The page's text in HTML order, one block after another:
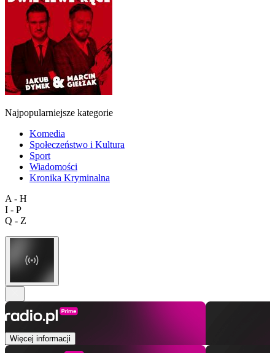
Najpopularniejsze kategorie
Komedia
Społeczeństwo i Kultura
Sport
Wiadomości
Kronika Kryminalna
A - H
I - P
Q - Z
Więcej informacji